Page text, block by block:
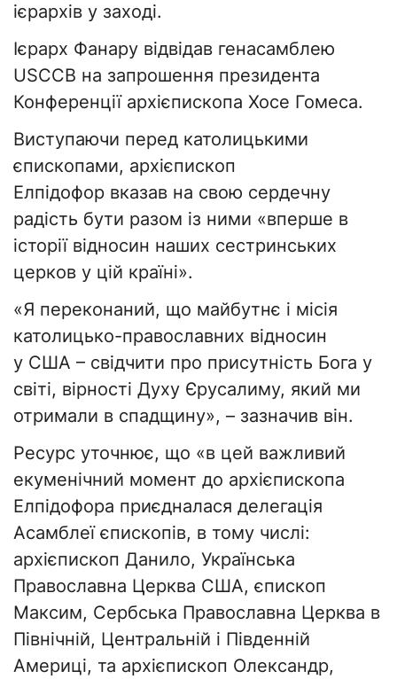
ієрархів у заході.
Ієрарх Фанару відвідав генасамблею
USCCB на запрошення президента
Конференції архієпископа Хосе Гомеса.
Виступаючи перед католицькими
єпископами, архієпископ
Елпідофор вказав на свою сердечну
радість бути разом із ними «вперше в
історії відносин наших сестринських
церков у цій країні».
«Я переконаний, що майбутнє і місія
католицько-православних відносин
у США – свідчити про присутність Бога у
світі, вірності Духу Єрусалиму, який ми
отримали в спадщину», – зазначив він.
Ресурс уточнює, що «в цей важливий
екуменічний момент до архієпископа
Елпідофора приєдналася делегація
Асамблеї єпископів, в тому числі:
архієпископ Данило, Українська
Православна Церква США, єпископ
Максим, Сербська Православна Церква в
Північній, Центральній і Південній
Америці, та архієпископ Олександр,